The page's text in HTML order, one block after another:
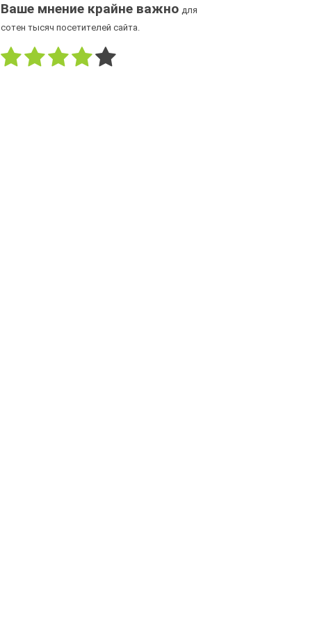
Ваше мнение крайне важно для
сотен тысяч посетителей сайта.